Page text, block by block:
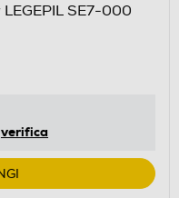
SE7-000
verifica